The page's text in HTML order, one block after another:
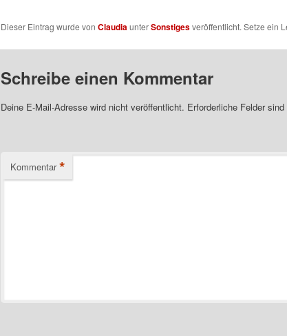
Dieser Eintrag wurde von ClaudiaunterSonstigesveröffentlicht. Setze ein
Schreibe einen Kommentar
Deine E-Mail-Adresse wird nicht veröffentlicht. Erforderliche Felder
Kommentar *